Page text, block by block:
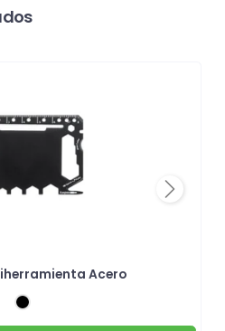
Acero
Next